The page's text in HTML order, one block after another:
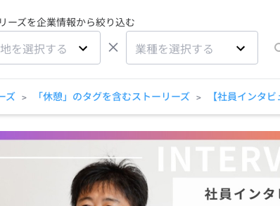
ーズを企業情報から絞り込む
を選択する × 業種を選択する
ズ > 「休憩」のタグを含むストーリーズ > 【社員インタ